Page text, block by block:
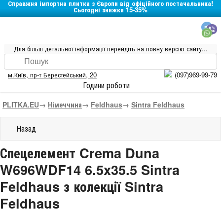
Справжня імпортна плитка з Європи від офіційного постачальника!
Сьогодні знижки 15-35%
Для більш детальної інформації перейдіть на повну версію сайту...
м.Київ, пр-т Берестейський, 20 (097)969-99-79
Години роботи
PLITKA.EU→ Німеччина→ Feldhaus→ Sintra Feldhaus
Назад
Спецелемент Crema Duna
W696WDF14 6.5x35.5 Sintra
Feldhaus з колекції Sintra
Feldhaus